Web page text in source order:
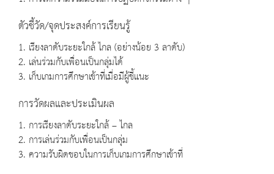
ตัวชี้วัด/จุดประสงค์การเรียนรู้
1. เรียงลาดับระยะใกล้ ไกล (อย่างน้อย 3 ลาดับ)
2. เล่นร่วมกับเพื่อนเป็นกลุ่มได้
3. เก็บเกมการศึกษาเข้าที่เมื่อมีผู้ชี้แนะ
การวัดผลและประเมินผล
1. การเรียงลาดับระยะใกล้ – ไกล
2. การเล่นร่วมกับเพื่อนเป็นกลุ่ม
3. ความรับผิดชอบในการเก็บเกมการศึกษาเข้าที่